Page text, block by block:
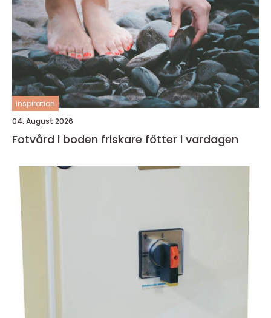
inspiration
04. August 2026
Fotvård i boden friskare fötter i vardagen